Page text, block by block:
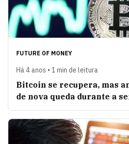
FUTURE OF MONEY
Há 4 anos • 1 min de leitura
Bitcoin se recupera, mas
de nova queda durante a